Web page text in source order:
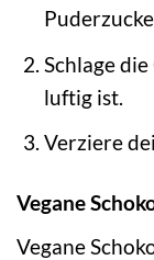
Schlage
luftig ist.
Verziere
Vegane
Vegane